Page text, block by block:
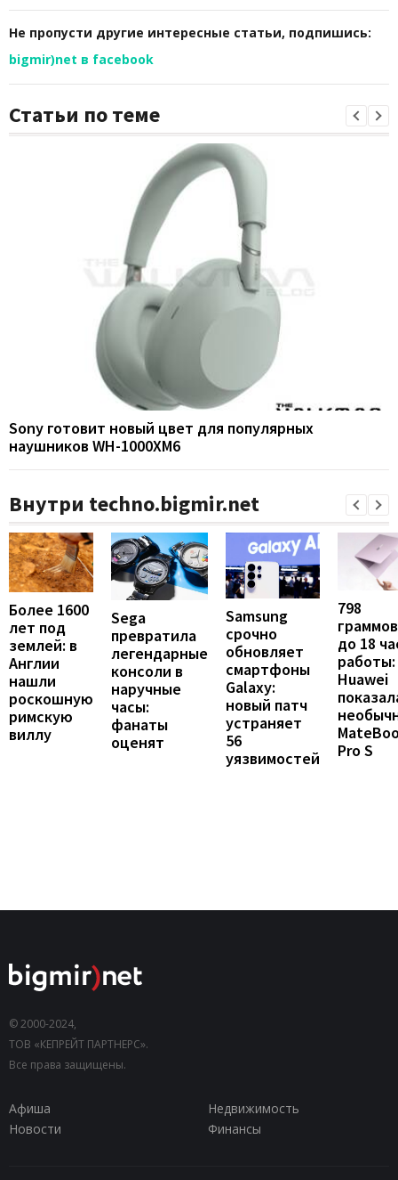
Не пропусти другие интересные статьи, подпишись:
bigmir)net в facebook
Статьи по теме
Sony готовит новый цвет для популярных
наушников WH-1000XM6
Внутри techno.bigmir.net
Более 1600
лет под
землей: в
Англии
нашли
роскошную
римскую
виллу
Sega
превратила
легендарные
консоли в
наручные
часы:
фанаты
оценят
Samsung
срочно
обновляет
смартфоны
Galaxy:
новый патч
устраняет
56
уязвимостей
798
до 18
работы:
Huawei
Pro S
© 2000-2024,
ТОВ «КЕПРЕЙТ ПАРТНЕРС».
Все права защищены.
Афиша
Недвижимость
Новости
Финансы